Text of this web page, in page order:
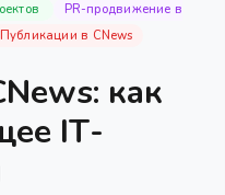
PR-продвижение в
Публикации в CNews
как
IТ-